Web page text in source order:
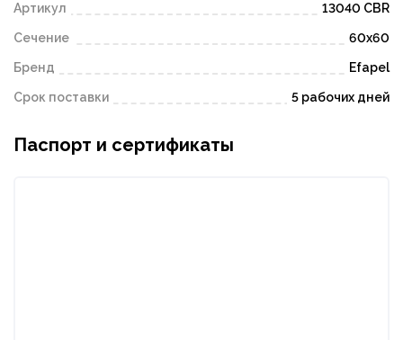
Артикул 13040 CBR
Сечение 60х60
Бренд Efapel
Срок поставки 5 рабочих дней
Паспорт и сертификаты